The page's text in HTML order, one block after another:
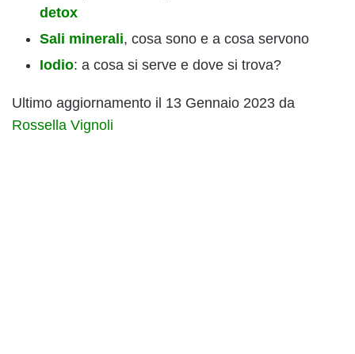
detox
Sali minerali, cosa sono e a cosa servono
Iodio: a cosa si serve e dove si trova?
Ultimo aggiornamento il 13 Gennaio 2023 da
Rossella Vignoli